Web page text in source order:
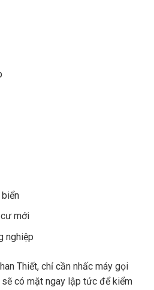
mới
nghiệp
Thiết, chỉ cần nhấc máy gọi
có mặt ngay lập tức để kiểm